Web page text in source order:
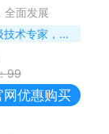
全面发展
前阿里高级技术专家，《全面效能》作者
99
网优惠购买